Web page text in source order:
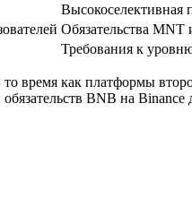
Высокоселективная
Обязательства MNT
Требования к
время как платформы
BNB на Binance